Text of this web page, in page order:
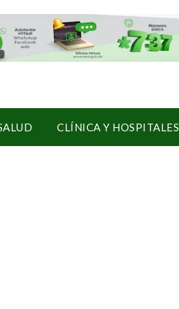
CLÍNICA Y HOSPITALES